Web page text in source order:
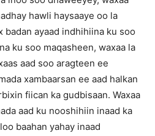
hawli haysaaye oo la
badan ayaad indhihiina ku soo
ku soo maqasheen, waxaa la
aad soo aragteen ee
xambaarsan ee aad halkan
fiican ka gudbisaan. Waxaa
aad ku nooshihiin inaad ka
baahan yahay inaad